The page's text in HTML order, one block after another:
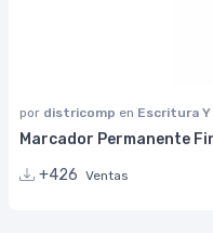
por districomp en Escritura
Marcador Permanente
+426 Ventas